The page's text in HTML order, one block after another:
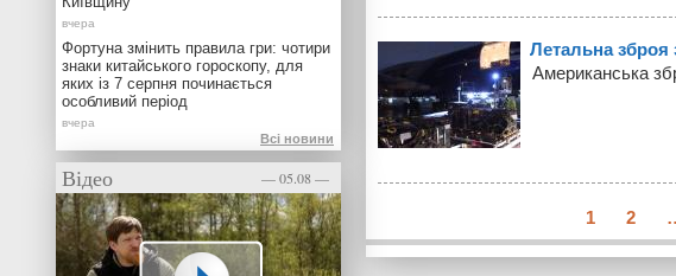
Летальна зброя
Американська
1 2
Фортуна змінить правила гри: чотири
знаки китайського гороскопу, для
яких із 7 серпня починається
особливий період
Всі новини
Відео — 05.08 —